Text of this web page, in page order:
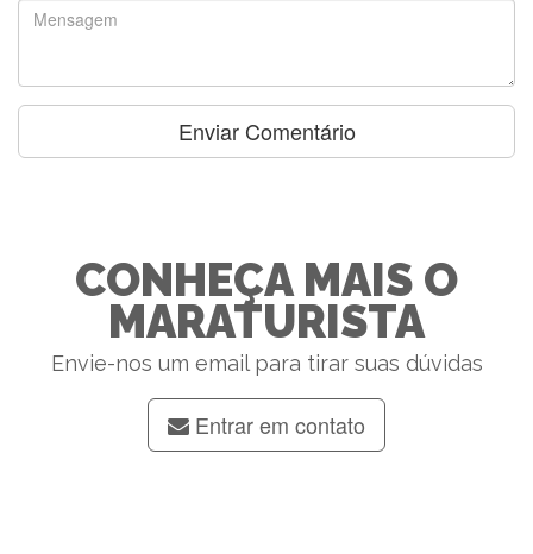
CONHEÇA MAIS O
MARATURISTA
Envie-nos um email para tirar suas dúvidas
Entrar em contato